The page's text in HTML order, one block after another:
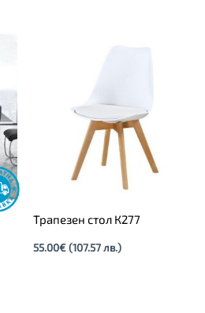
Трапезен стол К277
55.00€ (107.57 лв.)